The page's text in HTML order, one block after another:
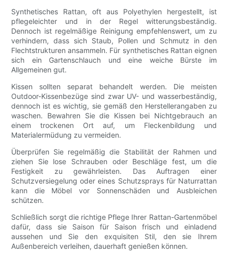
Synthetisches Rattan, oft aus Polyethylen hergestellt, ist
pflegeleichter und in der Regel witterungsbeständig.
Dennoch ist regelmäßige Reinigung empfehlenswert, um zu
verhindern, dass sich Staub, Pollen und Schmutz in den
Flechtstrukturen ansammeln. Für synthetisches Rattan eignen
sich ein Gartenschlauch und eine weiche Bürste im
Allgemeinen gut.
Kissen sollten separat behandelt werden. Die meisten
Outdoor-Kissenbezüge sind zwar UV- und wasserbeständig,
dennoch ist es wichtig, sie gemäß den Herstellerangaben zu
waschen. Bewahren Sie die Kissen bei Nichtgebrauch an
einem trockenen Ort auf, um Fleckenbildung und
Materialermüdung zu vermeiden.
Überprüfen Sie regelmäßig die Stabilität der Rahmen und
ziehen Sie lose Schrauben oder Beschläge fest, um die
Festigkeit zu gewährleisten. Das Auftragen einer
Schutzversiegelung oder eines Schutzsprays für Naturrattan
kann die Möbel vor Sonnenschäden und Ausbleichen
schützen.
Schließlich sorgt die richtige Pflege Ihrer Rattan-Gartenmöbel
dafür, dass sie Saison für Saison frisch und einladend
aussehen und Sie den exquisiten Stil, den sie Ihrem
Außenbereich verleihen, dauerhaft genießen können.